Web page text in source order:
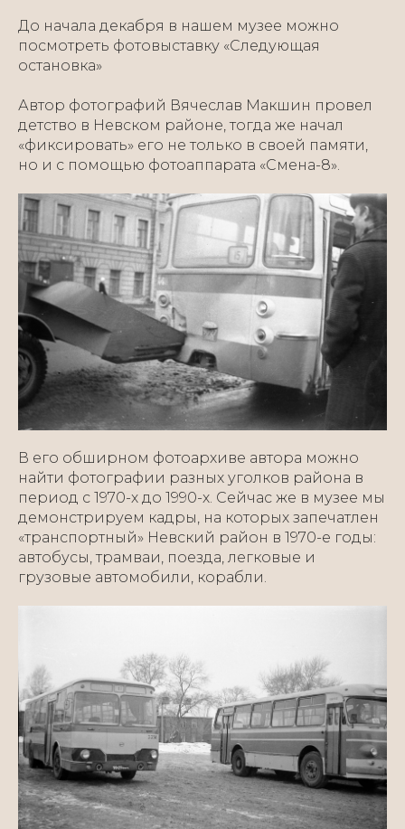
До начала декабря в нашем музее можно
посмотреть фотовыставку «Следующая
остановка»
Автор фотографий Вячеслав Макшин провел
детство в Невском районе, тогда же начал
«фиксировать» его не только в своей памяти,
но и с помощью фотоаппарата «Смена-8».
В его обширном фотоархиве автора можно
найти фотографии разных уголков района в
период с 1970-х до 1990-х. Сейчас же в музее мы
демонстрируем кадры, на которых запечатлен
«транспортный» Невский район в 1970-е годы:
автобусы, трамваи, поезда, легковые и
грузовые автомобили, корабли.